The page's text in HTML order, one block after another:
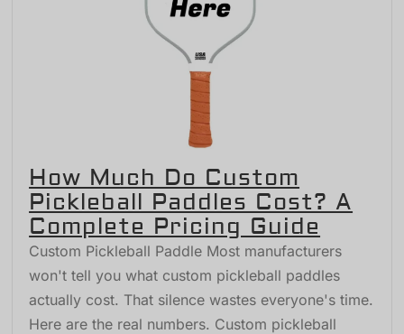
How Much Do Custom
Pickleball Paddles Cost? A
Complete Pricing Guide
Custom Pickleball Paddle Most manufacturers
won't tell you what custom pickleball paddles
actually cost. That silence wastes everyone's time.
Here are the real numbers. Custom pickleball